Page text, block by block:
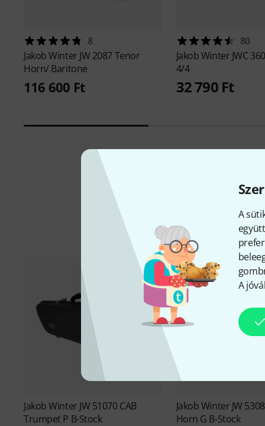
A
A
8
Jakob Winter JW 2087 Tenor
Horn/ Baritone
116 600 Ft
80
Jakob Winter JWC
4/4
32 790 Ft
Jakob Winter JW 51070 CAB
Trumpet P B-Stock
Jakob Winter JW
Horn G B-Stock